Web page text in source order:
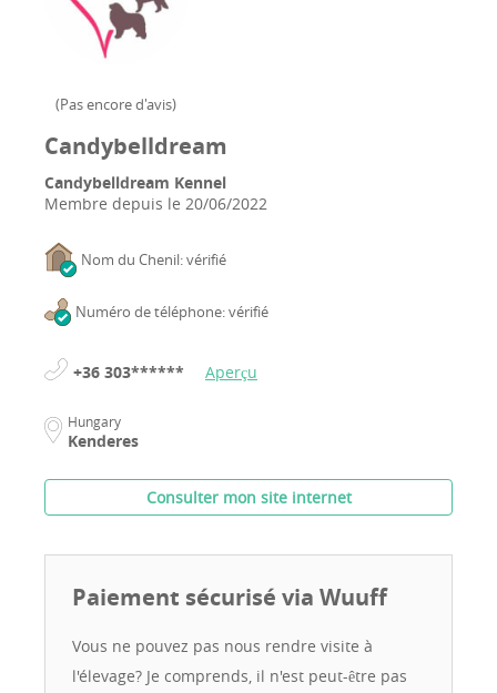
(Pas encore d'avis)
Candybelldream
Candybelldream Kennel
Membre depuis le 20/06/2022
Nom du Chenil: vérifié
Numéro de téléphone: vérifié
+36 303****** Aperçu
Hungary
Kenderes
Consulter mon site internet
Paiement sécurisé via Wuuff
Vous ne pouvez pas nous rendre visite à
l'élevage? Je comprends, il n'est peut-être pas